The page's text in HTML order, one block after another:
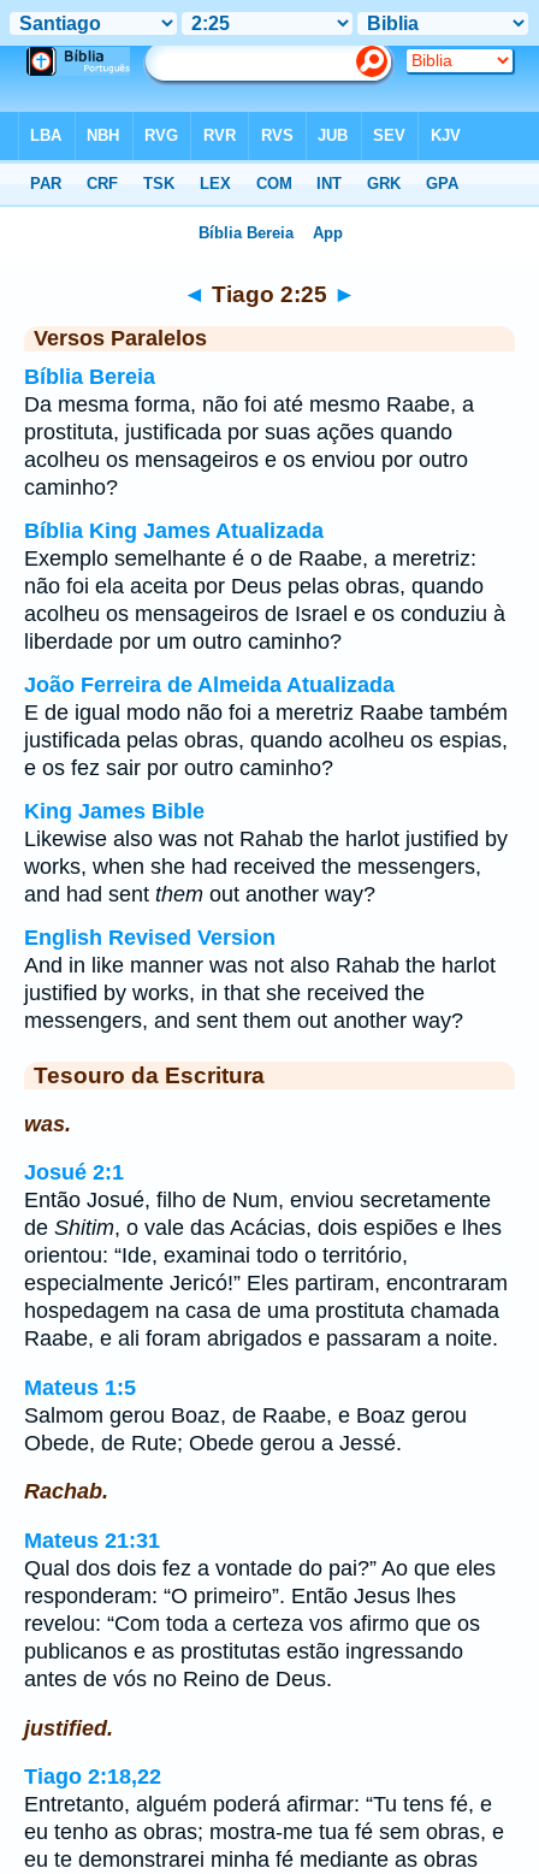
◄ Tiago 2:25 ►
Versos Paralelos
Bíblia Bereia
Da mesma forma, não foi até mesmo Raabe, a
prostituta, justificada por suas ações quando
acolheu os mensageiros e os enviou por outro
caminho?
Bíblia King James Atualizada
Exemplo semelhante é o de Raabe, a meretriz:
não foi ela aceita por Deus pelas obras, quando
acolheu os mensageiros de Israel e os conduziu à
liberdade por um outro caminho?
João Ferreira de Almeida Atualizada
E de igual modo não foi a meretriz Raabe também
justificada pelas obras, quando acolheu os espias,
e os fez sair por outro caminho?
King James Bible
Likewise also was not Rahab the harlot justified by
works, when she had received the messengers,
and had sent them out another way?
English Revised Version
And in like manner was not also Rahab the harlot
justified by works, in that she received the
messengers, and sent them out another way?
Tesouro da Escritura
was.
Josué 2:1
Então Josué, filho de Num, enviou secretamente
de Shitim, o vale das Acácias, dois espiões e lhes
orientou: “Ide, examinai todo o território,
especialmente Jericó!” Eles partiram, encontraram
hospedagem na casa de uma prostituta chamada
Raabe, e ali foram abrigados e passaram a noite.
Mateus 1:5
Salmom gerou Boaz, de Raabe, e Boaz gerou
Obede, de Rute; Obede gerou a Jessé.
Rachab.
Mateus 21:31
Qual dos dois fez a vontade do pai?” Ao que eles
responderam: “O primeiro”. Então Jesus lhes
revelou: “Com toda a certeza vos afirmo que os
publicanos e as prostitutas estão ingressando
antes de vós no Reino de Deus.
justified.
Tiago 2:18,22
Entretanto, alguém poderá afirmar: “Tu tens fé, e
eu tenho as obras; mostra-me tua fé sem obras, e
eu te demonstrarei minha fé mediante as obras